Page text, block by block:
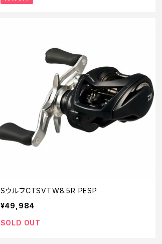
SウルフCTSVTW8.5R PESP
¥49,984
SOLD OUT